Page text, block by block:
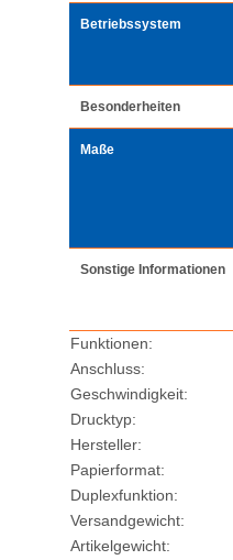
Betriebssystem
Besonderheiten
Maße
Sonstige Informationen
Funktionen:
Anschluss:
Geschwindigkeit:
Drucktyp:
Hersteller:
Papierformat:
Duplexfunktion:
Versandgewicht:
Artikelgewicht: